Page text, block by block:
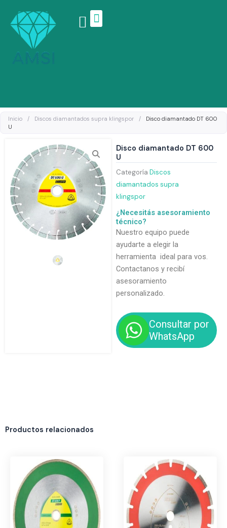
contenido
Inicio / Discos diamantados supra klingspor /
Disco diamantado DT 600
U
Disco diamantado DT 600
U
Categoría Discos
diamantados supra
klingspor
¿Necesitás asesoramiento
técnico?
Nuestro equipo puede
ayudarte a elegir la
herramienta ideal para vos.
Contactanos y recibí
asesoramiento
personalizado.
Consultar por
WhatsApp
Productos relacionados